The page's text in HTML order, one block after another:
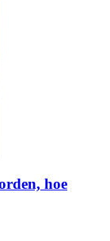
hoe